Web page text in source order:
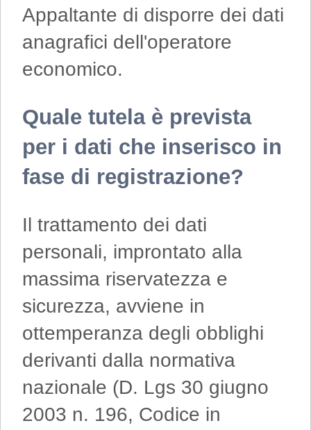
Appaltante di disporre dei dati
anagrafici dell'operatore
economico.
Quale tutela è prevista
per i dati che inserisco in
fase di registrazione?
Il trattamento dei dati
personali, improntato alla
massima riservatezza e
sicurezza, avviene in
ottemperanza degli obblighi
derivanti dalla normativa
nazionale (D. Lgs 30 giugno
2003 n. 196, Codice in